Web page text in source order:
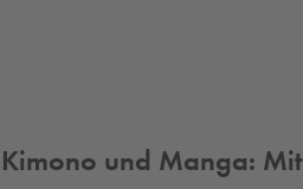
und Manga: Mit